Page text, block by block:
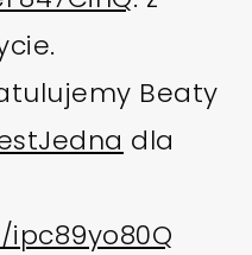
Beaty
dla